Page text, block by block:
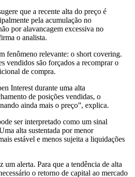
que a recente alta do preço é
pela acumulação no
por alavancagem excessiva no
o analista.
fenômeno relevante: o short covering.
vendidos são forçados a recomprar o
de compra.
Interest durante uma alta
de posições vendidas, o
ainda mais o preço”, explica.
ser interpretado como um sinal
alta sustentada por menor
estável e menos sujeita a liquidações
um alerta. Para que a tendência de alta
o retorno de capital ao mercado